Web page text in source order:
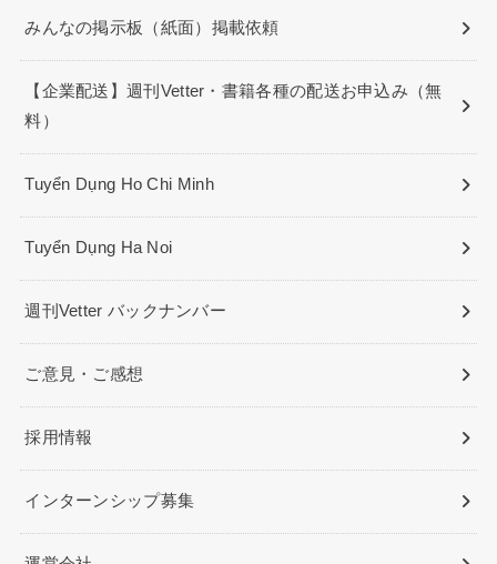
みんなの掲示板（紙面）掲載依頼
【企業配送】週刊Vetter・書籍各種の配送お申込み（無
料）
Tuyển Dụng Ho Chi Minh
Tuyển Dụng Ha Noi
週刊Vetter バックナンバー
ご意見・ご感想
採用情報
インターンシップ募集